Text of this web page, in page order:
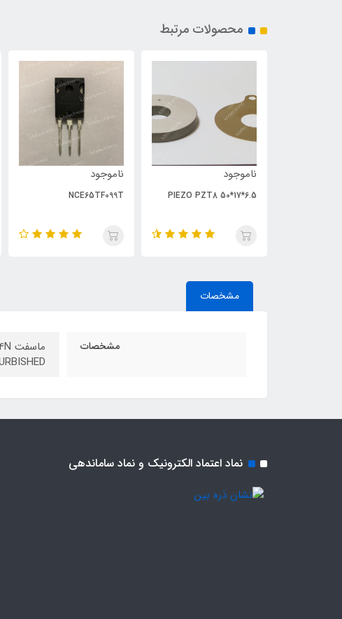
محصولات مرتبط
ناموجود
PIEZO PZT8 50*17*6.5
ناموجود
NCE65TF099T
مشخصات
مشخصات
نماد اعتماد الکترونیک و نماد ساماندهی